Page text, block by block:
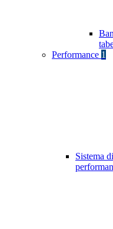
Performance 1
Sistema